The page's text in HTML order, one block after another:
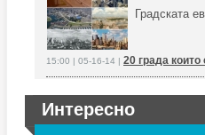
Градската
15:00 | 05-16-14 | 20 града
Интересно